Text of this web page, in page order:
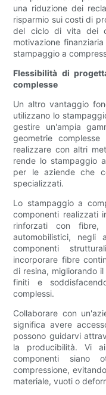
una riduzione dei
risparmio sui costi di
del ciclo di vita dei
motivazione
stampaggio a
Flessibilità di
complesse
Un altro vantaggio
utilizzano lo
gestire un'ampia
geometrie
realizzare con altri
rende lo stampaggio
per le aziende che
specializzati.
Lo stampaggio a
componenti realizzati
rinforzati con fibre,
automobilistici, negli
componenti
incorporare fibre
di resina, migliorando
finiti e
complessi.
Collaborare con
significa avere
possono guidarvi
la producibilità. Vi
componenti siano
compressione,
materiale, vuoti o